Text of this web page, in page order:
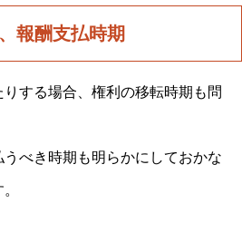
報酬支払時期
する場合、権利の移転時期も問
べき時期も明らかにしておかな